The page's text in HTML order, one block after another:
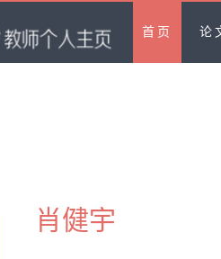
首页 论
肖健宇